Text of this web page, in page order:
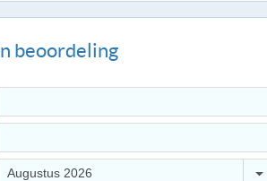
beoordeling
Augustus 2026